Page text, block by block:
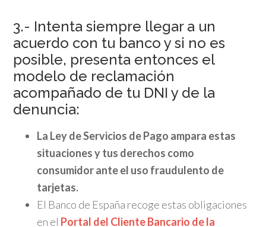
3.- Intenta siempre llegar a un
acuerdo con tu banco y si no es
posible, presenta entonces el
modelo de reclamación
acompañado de tu DNI y de la
denuncia:
La Ley de Servicios de Pago ampara estas
situaciones y tus derechos como
consumidor ante el uso fraudulento de
tarjetas.
El Banco de España recoge estas obligaciones
en el Portal del Cliente Bancario de la